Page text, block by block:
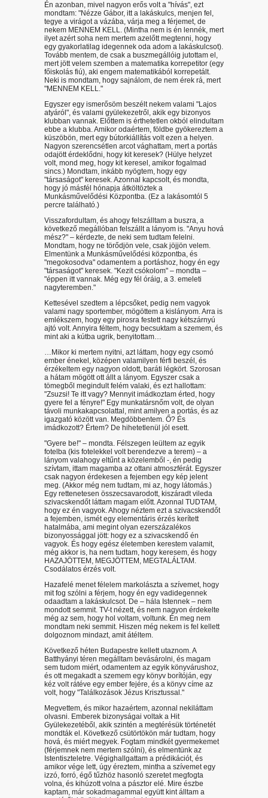
Én azonban, mivel nagyon erős volt a "hívás", ezt
mondtam: "Nézze Gábor, itt a lakáskulcs, menjen fel,
tegye a virágot a vázába, várja meg a férjemet, de
nekem MENNEM KELL. (Mintha nem is én lennék, mert
ilyet azért soha nem mertem azelőtt megtenni, hogy
egy gyakorlatilag idegennek oda adom a lakáskulcsot).
Tovább mentem, de csak a buszmegállóig jutottam el,
mert jött velem szemben a matematika korrepetitor (egy
főiskolás fiú), aki engem matematikából korrepetált.
Neki is mondtam, hogy sajnálom, de nem érek rá, mert
"MENNEM KELL."
Egyszer egy ismerősöm beszélt nekem valami "Lajos
atyáról", és valami gyülekezetről, akik egy bizonyos
klubban vannak. Előttem is érthetetlen okból elindultam
ebbe a klubba. Amikor odaértem, földbe gyökereztem a
küszöbön, mert egy bútorkiállítás volt ezen a helyen.
Nagyon szerencsétlen arcot vághattam, mert a portás
odajött érdeklődni, hogy kit keresek? (Hülye helyzet
volt, mond meg, hogy kit keresel, amikor fogalmad
sincs.) Mondtam, inkább nyögtem, hogy egy
"társaságot" keresek. Azonnal kapcsolt, és mondta,
hogy jó másfél hónapja átköltöztek a
Munkásművelődési Központba. (Ez a lakásomtól 5
percre található.)
Visszafordultam, és ahogy felszálltam a buszra, a
következő megállóban felszállt a lányom is. "Anyu hová
mész?" – kérdezte, de neki sem tudtam felelni.
Mondtam, hogy ne törődjön vele, csak jöjjön velem.
Elmentünk a Munkásművelődési központba, és
"megokosodva" odamentem a portáshoz, hogy én egy
"társaságot" keresek. "Kezit csókolom" – mondta –
"éppen itt vannak. Még egy fél óráig, a 3. emeleti
nagyteremben."
Kettesével szedtem a lépcsőket, pedig nem vagyok
valami nagy sportember, mögöttem a kislányom. Arra is
emlékszem, hogy egy pirosra festett nagy kétszárnyú
ajtó volt. Annyira féltem, hogy becsuktam a szemem, és
mint aki a kútba ugrik, benyitottam…
…Mikor ki mertem nyitni, azt láttam, hogy egy csomó
ember énekel, középen valamilyen férfi beszél, és
érzékeltem egy nagyon oldott, baráti légkört. Szorosan
a hátam mögött ott állt a lányom. Egyszer csak a
tömegből megindult felém valaki, és ezt hallottam:
"Zsuzsi! Te itt vagy? Mennyit imádkoztam érted, hogy
gyere fel a fényre!" Egy munkatársnőm volt, de olyan
távoli munkakapcsolattal, mint amilyen a portás, és az
igazgató között van. Megdöbbentem. Ő? És
imádkozott? Értem? De hihetetlenül jól esett.
"Gyere be!" – mondta. Félszegen leültem az egyik
fotelba (kis fotelekkel volt berendezve a terem) – a
lányom valahogy eltűnt a közelemből -, én pedig
szívtam, ittam magamba az ottani atmoszférát. Egyszer
csak nagyon érdekesen a fejemben egy kép jelent
meg. (Akkor még nem tudtam, mi az, hogy látomás.)
Egy rettenetesen összecsavarodott, kiszáradt vileda
szivacskendőt láttam magam előtt. Azonnal TUDTAM,
hogy ez én vagyok. Ahogy néztem ezt a szivacskendőt
a fejemben, ismét egy elementáris érzés kerített
hatalmába, ami megint olyan ezerszázalékos
bizonyossággal jött: hogy ez a szivacskendő én
vagyok. És hogy egész életemben kerestem valamit,
még akkor is, ha nem tudtam, hogy keresem, és hogy
HAZAJÖTTEM, MEGJÖTTEM, MEGTALÁLTAM.
Csodálatos érzés volt.
Hazafelé menet félelem markolászta a szívemet, hogy
mit fog szólni a férjem, hogy én egy vadidegennek
odaadtam a lakáskulcsot. De – hála Istennek – nem
mondott semmit. TV-t nézett, és nem nagyon érdekelte
még az sem, hogy hol voltam, voltunk. Én meg nem
mondtam neki semmit. Hiszen még nekem is fel kellett
dolgoznom mindazt, amit átéltem.
Következő héten Budapestre kellett utaznom. A
Batthyányi téren megálltam bevásárolni, és magam
sem tudom miért, odamentem az egyik könyvárushoz,
és ott megakadt a szemem egy könyv borítóján, egy
kéz volt rátéve egy ember fejére, és a könyv címe az
volt, hogy "Találkozások Jézus Krisztussal."
Megvettem, és mikor hazaértem, azonnal nekiláttam
olvasni. Emberek bizonyságai voltak a Hit
Gyülekezetéből, akik szintén a megtérésük történetét
mondták el. Következő csütörtökön már tudtam, hogy
hová, és miért megyek. Fogtam mindkét gyermekemet
(férjemnek nem mertem szólni), és elmentünk az
Istentiszteletre. Végighallgattam a prédikációt, és
amikor vége lett, úgy éreztem, mintha a szívemet egy
izzó, forró, égő tűzhöz hasonló szeretet megfogta
volna, és kihúzott volna a pásztor elé. Mire észbe
kaptam, már sokadmagammal együtt kint álltam a